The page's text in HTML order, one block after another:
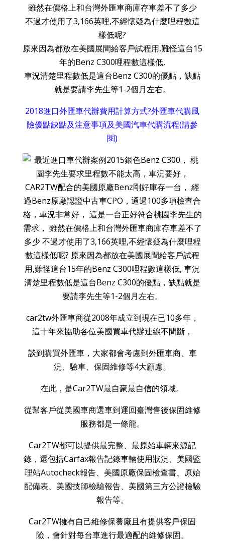
雖然在價格上和台灣外匯車商庫存車差不了多少
不過才使用了3,166英哩,不經懷疑為什麼哩程數這
樣低呢?
原來因為都放在美國展間給客戶試程用,難怪這台15
年的Benz C300哩程數這樣低,
車況清楚里程數低是這台Benz C300的優點，缺點
就是要請李先生等1-2個月左右。
2018進口外匯車代辦費用計算方式?外匯車代購風
險優點缺點及注意事項及美國汽車代購流程(請參
閱)
car2tw外匯車商從2008年成立到現在已10多年，
這十年來協助各位美國買車代辦連線不間斷，
談到購買外匯車，大家都會考慮到外匯車商、車
況、驗車、保固維修等4大顧慮。
在此，是Car2TW最自豪最自信的領域。
從幫客戶從美國車商選車到運回臺灣售後保固維修
服務都是一條龍。
Car2TW都可以提供最完整、最原始車輛來源記
錄，還包括Carfax報告記錄車輛使用狀況、美國監
理站Autocheck報告、美國原廠保固檢查書、原始
配備表、美國技師檢驗報告、美國第三方公證檢驗
報告等。
Car2TW擁有自己維修保養廠且有提供客戶保固
險，會針對每台車進行最適配的維修保固。